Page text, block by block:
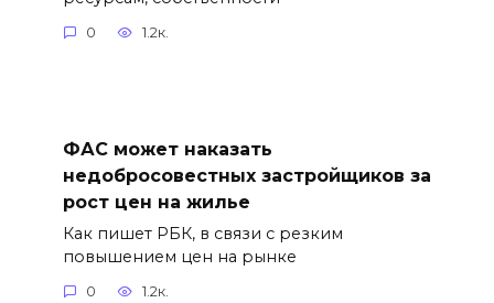
0 1.2к.
ФАС может наказать
недобросовестных застройщиков за
рост цен на жилье
Как пишет РБК, в связи с резким
повышением цен на рынке
0 1.2к.